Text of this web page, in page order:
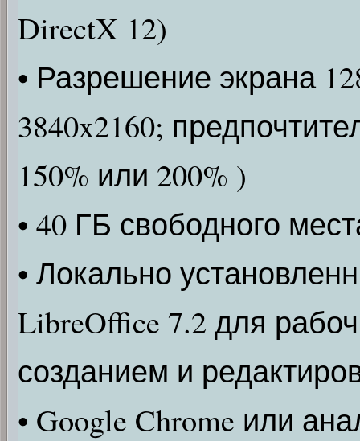
DirectX 12)
• Разрешение экрана
3840x2160;
150% или 200% )
• 40 ГБ свободного
• Локально
LibreOffice 7.2 для
созданием и
• Google Chrome или